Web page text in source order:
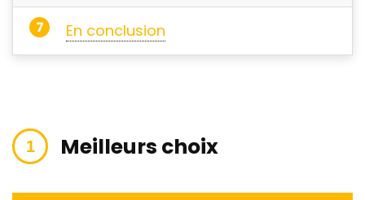
En conclusion
Meilleurs choix